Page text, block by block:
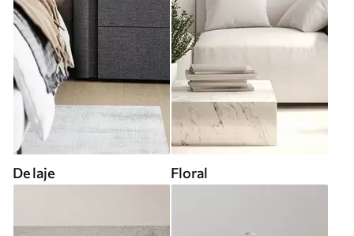
De laje Floral